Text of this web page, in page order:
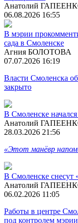
Анатолий
06.08.2026 16:55
В мэрии
сада в Смоленске
Агния БОЛОТОВА
07.07.2026 16:19
Власти Смоленска
закрыто
В Смоленске
Анатолий
28.03.2026 21:56
«Этот манёвр
В Смоленске
Анатолий
06.02.2026 11:05
Работы в центре
под контролем мэрии